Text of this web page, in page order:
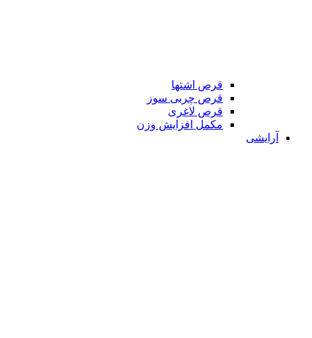
قرص اشتها
قرص چربی سوز
قرص لاغری
مکمل افزایش وزن
آرایشی